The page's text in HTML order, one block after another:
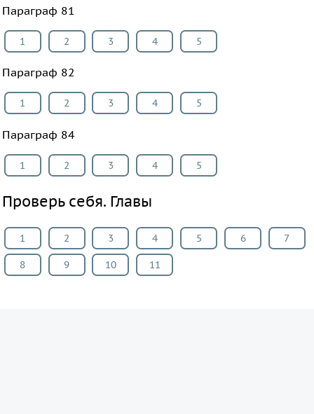
Параграф 81
1 2 3 4 5
Параграф 82
1 2 3 4 5
Параграф 84
1 2 3 4 5
Проверь себя. Главы
1 2 3 4 5 6 7
8 9 10 11